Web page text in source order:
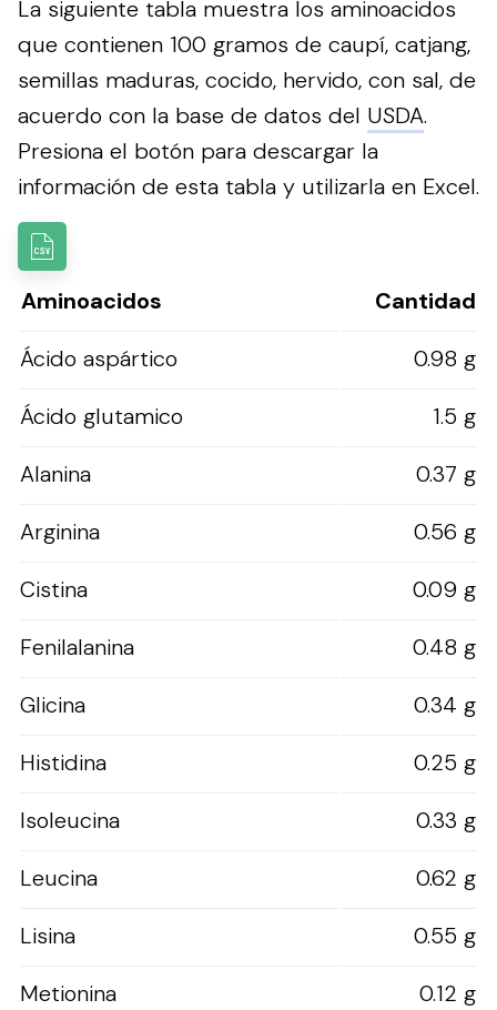
La siguiente tabla muestra los aminoacidos
que contienen 100 gramos de caupí, catjang,
semillas maduras, cocido, hervido, con sal, de
acuerdo con la base de datos del USDA.
Presiona el botón para descargar la
información de esta tabla y utilizarla en Excel.
Aminoacidos
Cantidad
Ácido aspártico
0.98 g
Ácido glutamico
1.5 g
Alanina
0.37 g
Arginina
0.56 g
Cistina
0.09 g
Fenilalanina
0.48 g
Glicina
0.34 g
Histidina
0.25 g
Isoleucina
0.33 g
Leucina
0.62 g
Lisina
0.55 g
Metionina
0.12 g